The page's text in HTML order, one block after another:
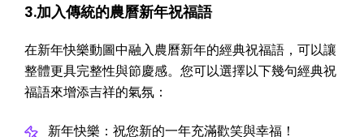
3.加入傳統的農曆新年祝福語
在新年快樂動圖中融入農曆新年的經典祝福語，可以讓
整體更具完整性與節慶感。您可以選擇以下幾句經典祝
福語來增添吉祥的氣氛：
新年快樂：祝您新的一年充滿歡笑與幸福！